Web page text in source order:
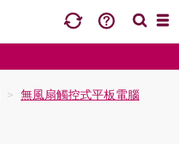
> 無風扇觸控式平板電腦